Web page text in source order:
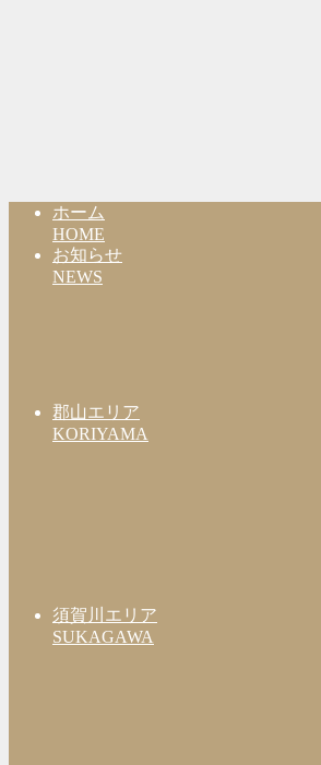
ホーム
HOME
お知らせ
NEWS
郡山エリア
KORIYAMA
須賀川エリア
SUKAGAWA